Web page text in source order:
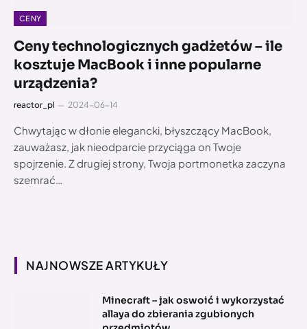
CENY
Ceny technologicznych gadżetów – ile
kosztuje MacBook i inne popularne
urządzenia?
reactor_pl 2024-06-14
Chwytając w dłonie elegancki, błyszczący MacBook,
zauważasz, jak nieodparcie przyciąga on Twoje
spojrzenie. Z drugiej strony, Twoja portmonetka zaczyna
szemrać…
NAJNOWSZE ARTYKUŁY
Minecraft – jak oswoić i wykorzystać
allaya do zbierania zgubionych